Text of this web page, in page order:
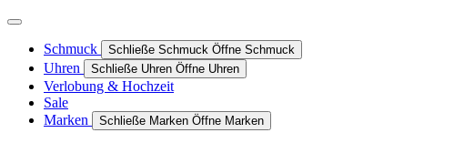
Schmuck Schließe Schmuck Öffne Schmuck
Uhren Schließe Uhren Öffne Uhren
Verlobung & Hochzeit
Sale
Marken
Schließe Marken Öffne Marken